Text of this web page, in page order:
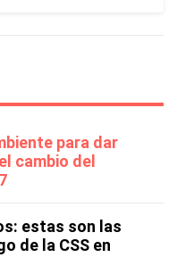
para dar
cambio del
estas son las
de la CSS en